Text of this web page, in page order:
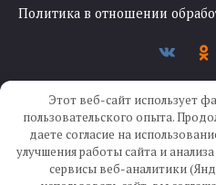
Политика в отношении
Создание
Этот веб-сайт использует
пользовательского опыта.
даете согласие на
улучшения работы сайта и
сервисы веб-аналитики